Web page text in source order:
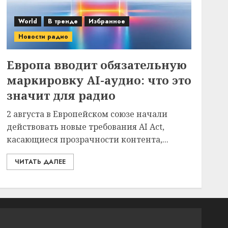
World В тренде
Избранное
Новости радио
Европа вводит обязательную
маркировку AI-аудио: что это
значит для радио
2 августа в Европейском союзе начали
действовать новые требования AI Act,
касающиеся прозрачности контента,...
ЧИТАТЬ ДАЛЕЕ